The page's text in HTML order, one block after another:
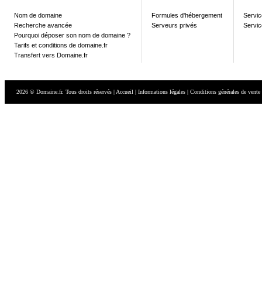
Nom de domaine
Recherche avancée
Pourquoi déposer son nom de domaine ?
Tarifs et conditions de domaine.fr
Transfert vers Domaine.fr
Formules d'hébergement
Serveurs privés
2026 © Domaine.fr. Tous droits réservés | Accueil | Informations légales | Conditions générales de vente